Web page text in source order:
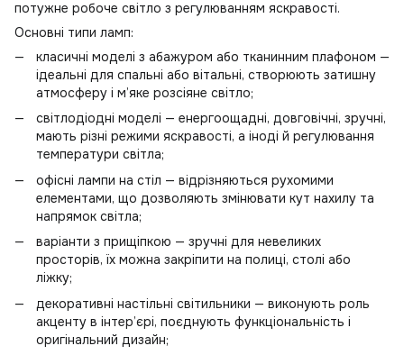
потужне робоче світло з регулюванням яскравості.
Основні типи ламп:
класичні моделі з абажуром або тканинним плафоном —
ідеальні для спальні або вітальні, створюють затишну
атмосферу і м’яке розсіяне світло;
світлодіодні моделі — енергоощадні, довговічні, зручні,
мають різні режими яскравості, а іноді й регулювання
температури світла;
офісні лампи на стіл — відрізняються рухомими
елементами, що дозволяють змінювати кут нахилу та
напрямок світла;
варіанти з прищіпкою — зручні для невеликих
просторів, їх можна закріпити на полиці, столі або
ліжку;
декоративні настільні світильники — виконують роль
акценту в інтер’єрі, поєднують функціональність і
оригінальний дизайн;